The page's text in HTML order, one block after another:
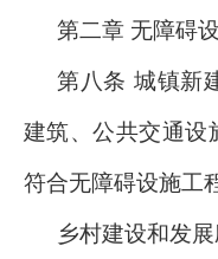
第二章 无障碍
第八条 城镇新
建筑、公共交通设
符合无障碍设施工
乡村建设和发